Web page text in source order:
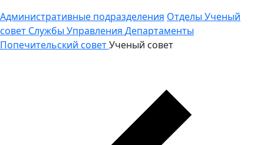
Административные подразделения Отделы Ученый
совет Службы Управления Департаменты
Попечительский советУченый совет